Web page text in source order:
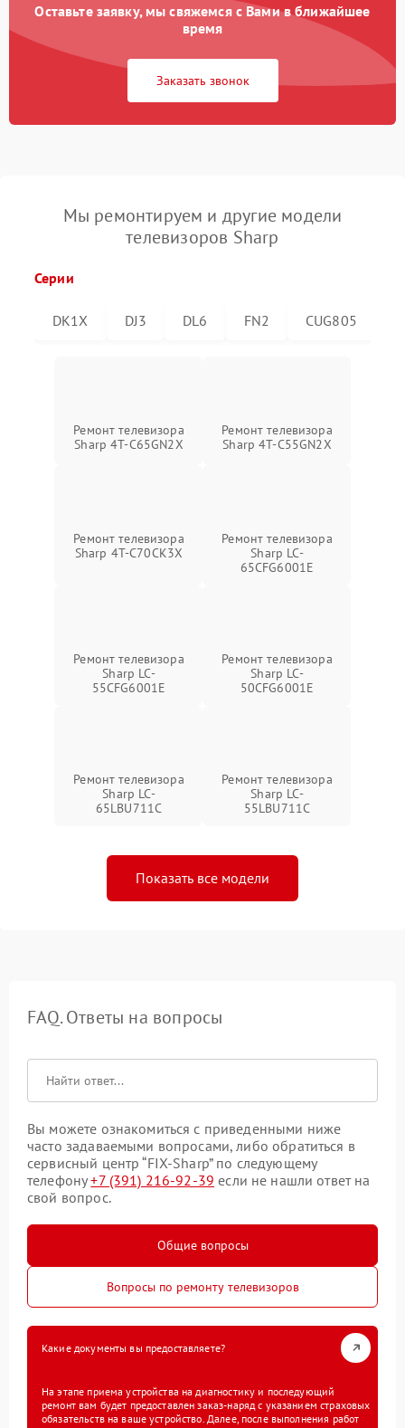
Оставьте заявку, мы свяжемся с Вами в ближайшее
время
Заказать звонок
Мы ремонтируем и другие модели
телевизоров Sharp
Серии
DK1X DJ3 DL6 FN2 CUG805
Ремонт телевизора
Sharp 4T-C65GN2X
Ремонт телевизора
Sharp 4T-C55GN2X
Ремонт телевизора
Sharp 4T-C70CK3X
Ремонт телевизора
Sharp LC-
65CFG6001E
Ремонт телевизора
Sharp LC-
55CFG6001E
Ремонт телевизора
Sharp LC-
50CFG6001E
Ремонт телевизора
Sharp LC-
65LBU711C
Ремонт телевизора
Sharp LC-
55LBU711C
Показать все модели
FAQ. Ответы на вопросы
Вы можете ознакомиться с приведенными ниже
часто задаваемыми вопросами, либо обратиться в
сервисный центр “FIX-Sharp” по следующему
телефону+7 (391) 216-92-39 если не нашли ответ на
свой вопрос.
Общие вопросы
Вопросы по ремонту телевизоров
Какие документы вы предоставляете?
На этапе приема устройства на диагностику и последующий
ремонт вам будет предоставлен заказ-наряд с указанием страховых
обязательств на ваше устройство. Далее, после выполнения работ